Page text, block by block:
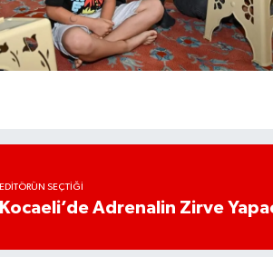
EDITÖRÜN SEÇTIĞI
Kocaeli’de Adrenalin Zirve